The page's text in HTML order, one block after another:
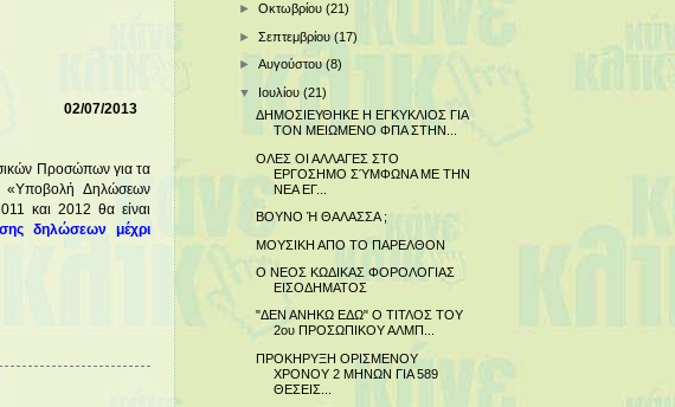
2013
Προσώπων για τα
«Υποβολή Δηλώσεων
και 2012 θα είναι
δηλώσεων μέχρι
►Οκτωβρίου(21)
►Σεπτεμβρίου(17)
►Αυγούστου(8)
▼ Ιουλίου(21)
ΔΗΜΟΣΙΕΥΘΗΚΕ Η ΕΓΚΥΚΛΙΟΣ ΓΙΑ
ΤΟΝ ΜΕΙΩΜΕΝΟ ΦΠΑ ΣΤΗΝ...
ΟΛΕΣ ΟΙ ΑΛΛΑΓΕΣ ΣΤΟ
ΕΡΓΟΣΗΜΟ ΣΎΜΦΩΝΑ ΜΕ ΤΗΝ
ΝΕΑ ΕΓ...
ΒΟΥΝΟ Ή ΘΑΛΑΣΣΑ ;
ΜΟΥΣΙΚΗ ΑΠΟ ΤΟ ΠΑΡΕΛΘΟΝ
Ο ΝΕΟΣ ΚΩΔΙΚΑΣ ΦΟΡΟΛΟΓΙΑΣ
ΕΙΣΟΔΗΜΑΤΟΣ
"ΔΕΝ ΑΝΗΚΩ ΕΔΩ" Ο ΤΙΤΛΟΣ ΤΟΥ
2ου ΠΡΟΣΩΠΙΚΟΥ ΑΛΜΠ...
ΠΡΟΚΗΡΥΞΗ ΟΡΙΣΜΕΝΟΥ
ΧΡΟΝΟΥ 2 ΜΗΝΩΝ ΓΙΑ 589
ΘΕΣΕΙΣ...